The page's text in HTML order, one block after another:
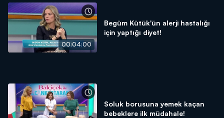
00:04:00
Begüm Kütük'ün alerji hastalığı
için yaptığı diyet!
Soluk borusuna yemek kaçan
bebeklere ilk müdahale!